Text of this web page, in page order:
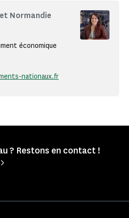
Normandie
économique
nationaux.fr
? Restons en contact !